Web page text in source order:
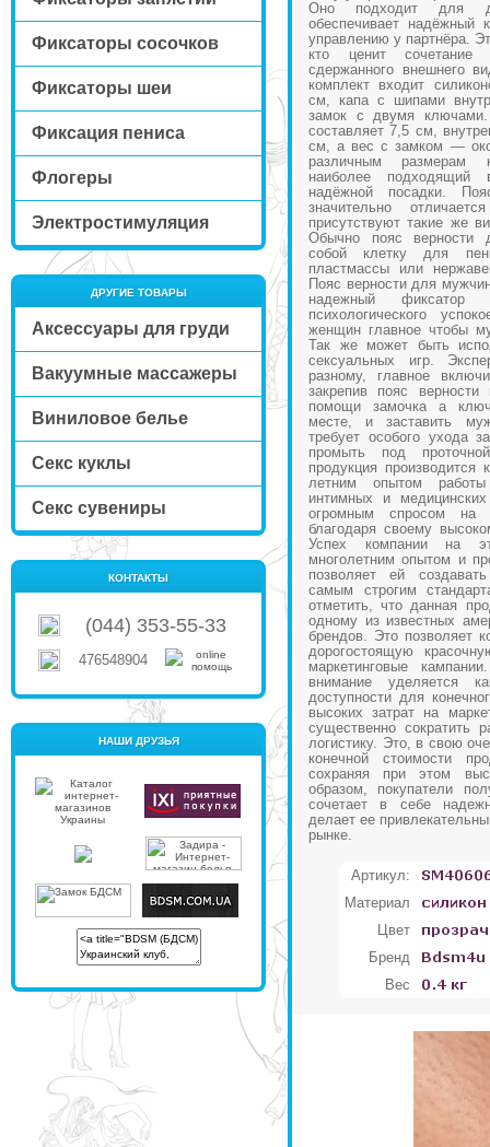
Фиксаторы сосочков
Фиксаторы шеи
Фиксация пениса
Флогеры
Электростимуляция
ДРУГИЕ ТОВАРЫ
Аксессуары для груди
Вакуумные массажеры
Виниловое белье
Секс куклы
Секс сувениры
КОНТАКТЫ
(044) 353-55-33
476548904
НАШИ ДРУЗЬЯ
Оно подходит для
обеспечивает надёжный
управлению у партнёра.
кто ценит сочетание
сдержанного внешнего
комплект входит
см, капа с шипами
замок с двумя
составляет 7,5 см,
см, а вес с замком —
различным размерам
наиболее
надёжной посадки.
значительно
присутствуют такие же
Обычно пояс верности
собой клетку для
пластмассы или
Пояс верности для
надежный фиксатор
психологического
женщин главное чтобы
Так же может быть
сексуальных игр.
разному, главное
закрепив пояс
помощи замочка а
месте, и заставить
требует особого ухода
промыть под
продукция
летним опытом
интимных и
огромным спросом
благодаря своему
Успех компании на
многолетним опытом и
позволяет ей
самым строгим
отметить, что данная
одному из известных
брендов. Это позволяет
дорогостоящую
маркетинговые
внимание уделяется
доступности для
высоких затрат на
существенно сократить
логистику. Это, в свою
конечной стоимости
сохраняя при этом
образом, покупатели
сочетает в себе
делает ее
рынке.
Артикул:
Материал
Цвет
Бренд
Вес